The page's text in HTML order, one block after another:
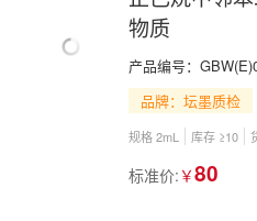
物质
产品编号：
品牌：坛墨质检
规格 2mL 库存 ≥10
标准价: ￥80